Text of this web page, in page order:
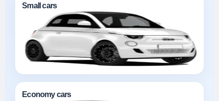
Small cars
Economy cars